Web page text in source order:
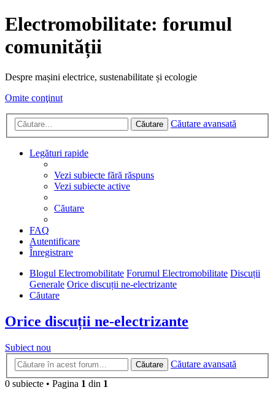
Electromobilitate: forumul
comunității
Despre mașini electrice, sustenabilitate și ecologie
Omite conţinut
Căutare Căutare avansată
Legături rapide
Vezi subiecte fără răspuns
Vezi subiecte active
Căutare
FAQ
Autentificare
Înregistrare
Blogul Electromobilitate Forumul Electromobilitate Discuții
Generale Orice discuții ne-electrizante
Căutare
Orice discuții ne-electrizante
Subiect nou
Căutare
Căutare avansată
0 subiecte • Pagina 1 din 1